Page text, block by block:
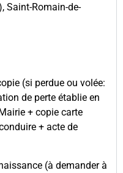
Saint-Romain-de-
(si perdue ou volée:
de perte établie en
+ copie carte
+ acte de
(à demander à